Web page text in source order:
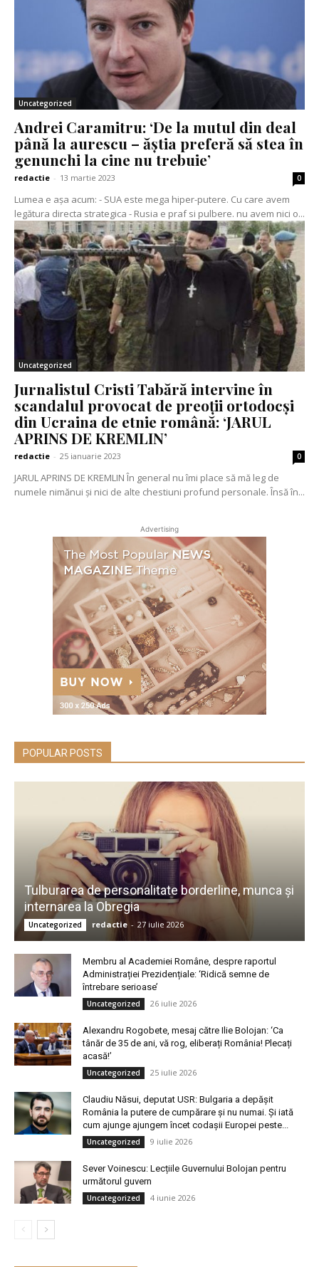
Uncategorized
Andrei Caramitru: ‘De la mutul din deal
până la aurescu – ăștia preferă să stea în
genunchi la cine nu trebuie’
redactie - 13 martie 2023 0
Lumea e așa acum: - SUA este mega hiper-putere. Cu care avem
legătura directa strategica - Rusia e praf si pulbere. nu avem nici o...
Uncategorized
Jurnalistul Cristi Tabără intervine în
scandalul provocat de preoții ortodocși
din Ucraina de etnie română: ‘JARUL
APRINS DE KREMLIN’
redactie - 25 ianuarie 2023 0
JARUL APRINS DE KREMLIN În general nu îmi place să mă leg de
numele nimănui și nici de alte chestiuni profund personale. Însă în...
Advertising
POPULAR POSTS
Tulburarea de personalitate borderline, munca și
internarea la Obregia
Uncategorized redactie - 27 iulie 2026
Membru al Academiei Române, despre raportul
Administrației Prezidențiale: ‘Ridică semne de
întrebare serioase’
Uncategorized 26 iulie 2026
Alexandru Rogobete, mesaj către Ilie Bolojan: ‘Ca
tânăr de 35 de ani, vă rog, eliberați România! Plecați
acasă!’
Uncategorized 25 iulie 2026
Claudiu Năsui, deputat USR: Bulgaria a depășit
România la putere de cumpărare și nu numai. Și iată
cum ajunge ajungem încet codașii Europei peste...
Uncategorized 9 iulie 2026
Sever Voinescu: Lecțiile Guvernului Bolojan pentru
următorul guvern
Uncategorized 4 iunie 2026